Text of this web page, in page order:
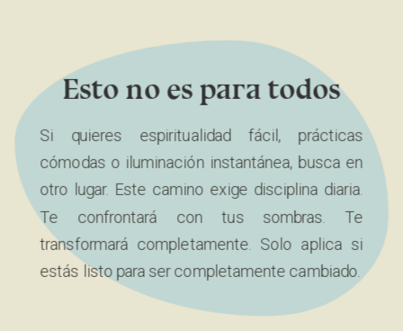
Esto no es para todos
Si quieres espiritualidad fácil, prácticas
cómodas o iluminación instantánea, busca en
otro lugar. Este camino exige disciplina diaria.
Te confrontará con tus sombras. Te
transformará completamente. Solo aplica si
estás listo para ser completamente cambiado.